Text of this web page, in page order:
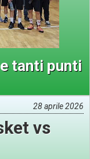
tanti punti
28 aprile 2026
vs